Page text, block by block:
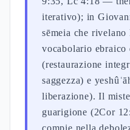
iterativo); in
sēmeia che
vocabolario ebraico
(restaurazione
saggezza) e
liberazione). Il
guarigione (2Cor
compie nella